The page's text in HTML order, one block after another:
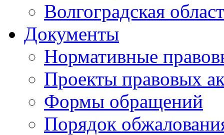
Волгоградская
Документы
Нормативные
Проекты правовых
Формы обращений
Порядок